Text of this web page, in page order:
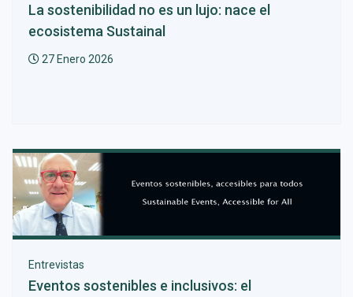
La sostenibilidad no es un lujo: nace el
ecosistema Sustainal
27 Enero 2026
Entrevistas
Eventos sostenibles e inclusivos: el